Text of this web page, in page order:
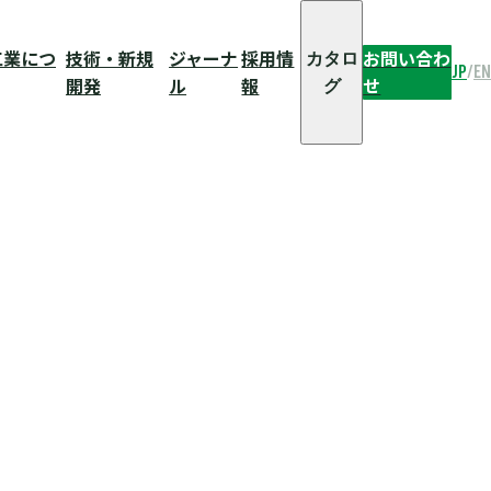
JP/EN
につ 技術・新規
開発
ジャーナ
ル
採用情
報
カタロ
グ
お問い合わ
せ
JP/EN
につ 技術・新規
開発
ジャーナ
ル
採用情
報
カタロ
グ
お問い合わ
せ